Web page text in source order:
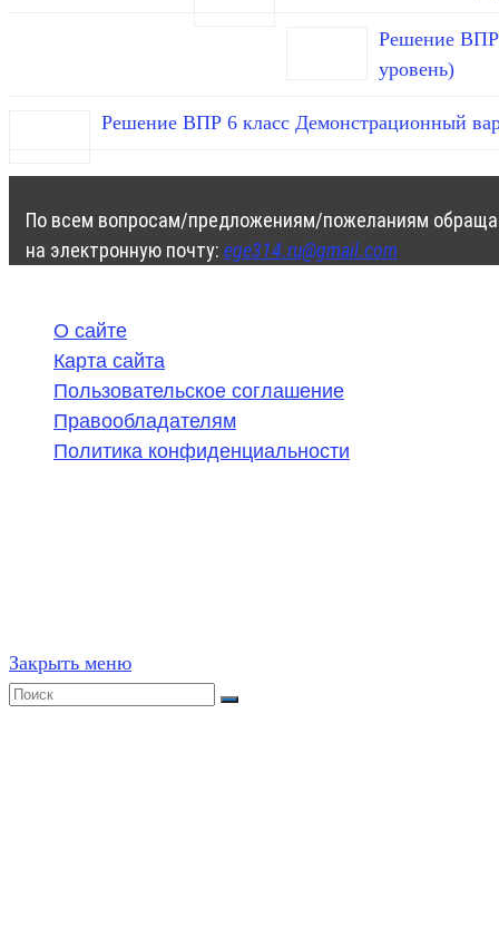
Решение ВПР
уровень)
Решение ВПР 6 класс Демонстрационный
По всем вопросам/предложениям/пожеланиям
на электронную почту: ege314.ru@gmail.com
О сайте
Карта сайта
Пользовательское соглашение
Правообладателям
Политика конфиденциальности
Закрыть меню